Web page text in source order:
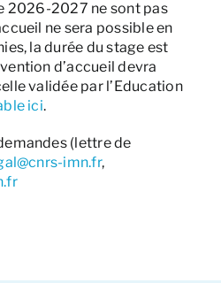
2026-2027 ne sont pas
ne sera possible en
la durée du stage est
d’accueil devra
validée par l’Education
ici.
(lettre de
imn.fr,